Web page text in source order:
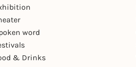
word
& Drinks